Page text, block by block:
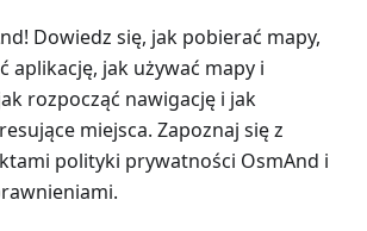
Dowiedz się, jak pobierać mapy,
aplikację, jak używać mapy i
rozpocząć nawigację i jak
miejsca. Zapoznaj się z
polityki prywatności OsmAnd i